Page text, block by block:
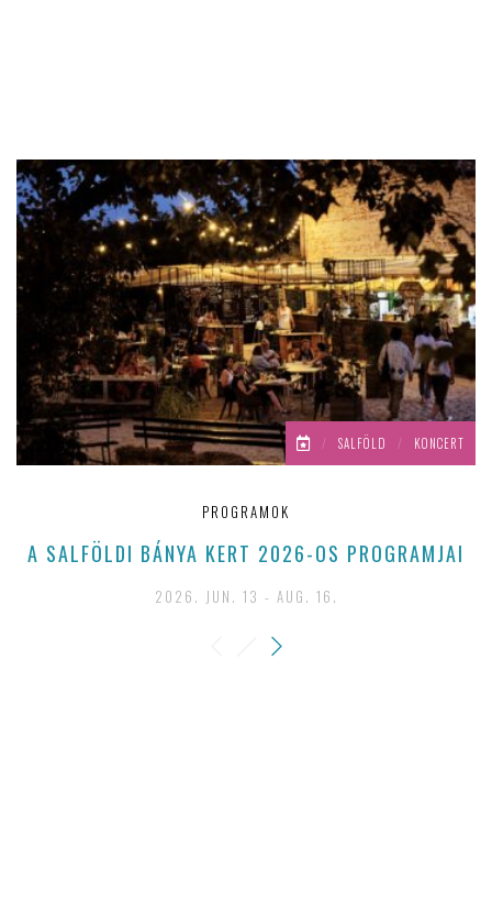
/ SALFÖLD / KONCERT
PROGRAMOK
A SALFÖLDI BÁNYA KERT 2026-OS PROGRAMJAI
2026. JUN. 13 - AUG. 16.